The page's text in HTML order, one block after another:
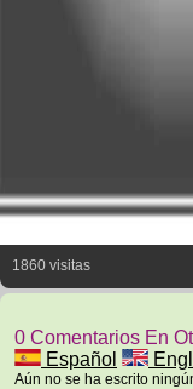
1860 visitas
0 Comentarios En
Español
Aún no se ha escrito